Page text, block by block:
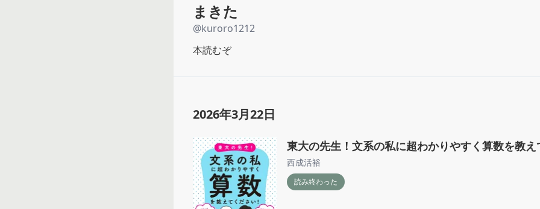
まきた
@kuroro1212
本読むぞ
2026年3月22日
東大の先生！文系の私に超わかりやすく算数を教
西成活裕
読み終わった